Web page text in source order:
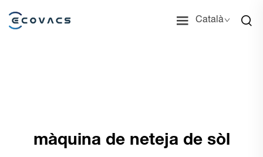
Català
màquina de neteja de sòl